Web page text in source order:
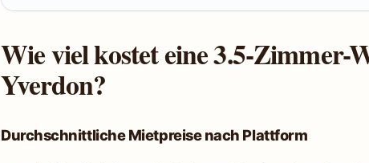
Wie viel kostet eine 3.5-Zimmer-
Yverdon?
Durchschnittliche Mietpreise nach Plattform